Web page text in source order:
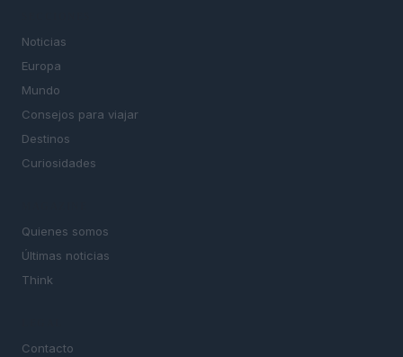
Noticias
Europa
Mundo
Consejos para viajar
Destinos
Curiosidades
Quienes somos
Últimas noticias
Think
Contacto